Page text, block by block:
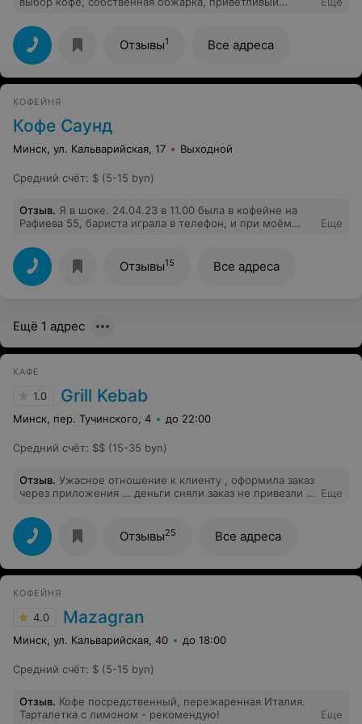
для ваших вкусовых предпочтений Кофе перемололи
при мне, ещё и устроили невероятную дегустацию с
подробным рассказом о происхождении зерен мною
выбранного кофе Ну просто Как приятно, что люди,
которые там работают, горят своим делом
Отзывы1 Все адреса
КОФЕЙНЯ
Кофе Саунд
Минск, ул. Кальварийская, 17 Выходной
Средний счёт: $ (5-15 byn)
Отзыв. Я в шоке. 24.04.23 в 11.00 была в кофейне на
Рафиева 55, бариста играла в телефон, и при моём
ни ногой
Еще
Отзывы15 Все адреса
Ещё 1 адрес
КАФЕ
1.0 Grill Kebab
Минск, пер. Тучинского, 4 до 22:00
Средний счёт: $$ (15-35 byn)
Отзыв. Ужасное отношение к клиенту , оформила заказ
через приложения … деньги сняли заказ не привезли ,
денег. На просьбу помощи и разъяснения где заказ и
почему его нету мягко говоря послали куда подальше
не очень милая девушка по телефону по адресу
Тучинского 4 , сказала она не компетентна и звоните а
колл центр , на просьбу дать номер она сказала что
то что такого номера нету вообще и колл центра тоже
нету . Есть только номера отдельных точек . Где тоже
ни кто ни чего не знает . Спасибо за
клиентоориентированность данного заведения ! И
испорченное настроение . Надеюсь все таки деньги
Еще
Отзывы25 Все адреса
КОФЕЙНЯ
4.0 Mazagran
Минск, ул. Кальварийская, 40 до 18:00
Средний счёт: $ (5-15 byn)
Отзыв. Кофе посредственный, пережаренная Италия.
Тарталетка с лимоном - рекомендую!
Еще